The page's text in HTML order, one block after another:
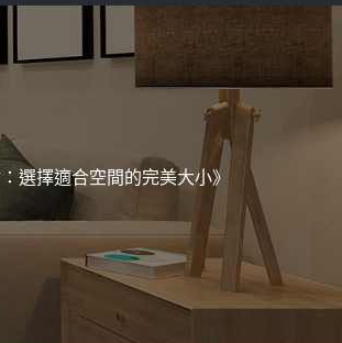
選擇適合空間的完美大小》